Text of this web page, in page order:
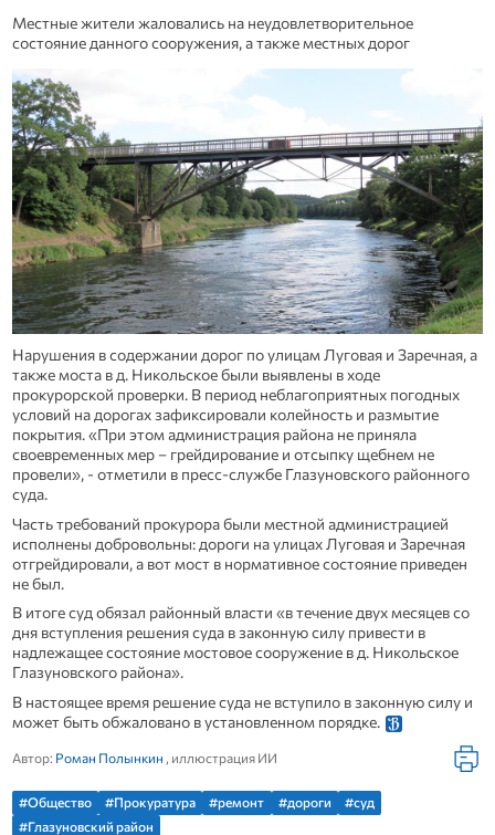
Местные жители жаловались на неудовлетворительное
состояние данного сооружения, а также местных дорог
Нарушения в содержании дорог по улицам Луговая и Заречная, а
также моста в д. Никольское были выявлены в ходе
прокурорской проверки. В период неблагоприятных погодных
условий на дорогах зафиксировали колейность и размытие
покрытия. «При этом администрация района не приняла
своевременных мер – грейдирование и отсыпку щебнем не
провели», - отметили в пресс-службе Глазуновского районного
суда.
Часть требований прокурора были местной администрацией
исполнены добровольны: дороги на улицах Луговая и Заречная
отгрейдировали, а вот мост в нормативное состояние приведен
не был.
В итоге суд обязал районный власти «в течение двух месяцев со
дня вступления решения суда в законную силу привести в
надлежащее состояние мостовое сооружение в д. Никольское
Глазуновского района».
В настоящее время решение суда не вступило в законную силу и
может быть обжаловано в установленном порядке.
Автор: Роман Полынкин , иллюстрация ИИ
#Общество #Прокуратура #ремонт #дороги
#суд
#Глазуновский район